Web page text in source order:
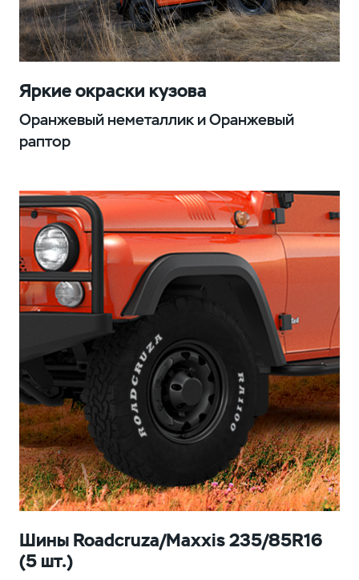
Яркие окраски кузова
Оранжевый неметаллик и Оранжевый
раптор
Шины Roadcruza/Maxxis 235/85R16
(5 шт.)